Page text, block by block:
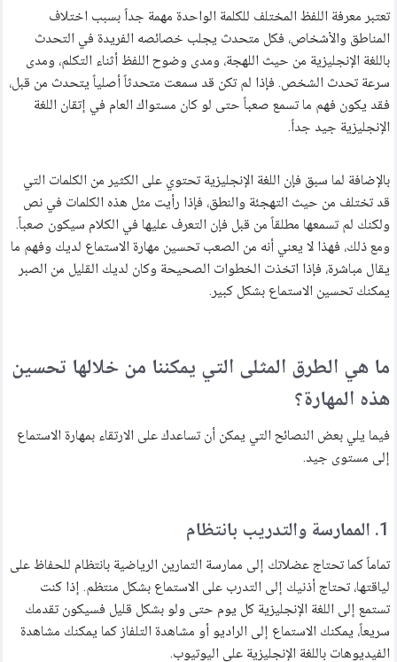
تعتبر معرفة اللفظ المختلف للكلمة الواحدة مهمة جداً بسبب اختلاف
المناطق والأشخاص، فكل متحدث يجلب خصائصه الفريدة في التحدث
باللغة الإنجليزية من حيث اللهجة، ومدى وضوح اللفظ أثناء التكلم، ومدى
سرعة تحدث الشخص. فإذا لم تكن قد سمعت متحدثاً أصلياً يتحدث من قبل،
فقد يكون فهم ما تسمع صعباً حتى لو كان مستواك العام في إتقان اللغة
الإنجليزية جيد جداً.
بالإضافة لما سبق فإن اللغة الإنجليزية تحتوي على الكثير من الكلمات التي
قد تختلف من حيث التهجئة والنطق، فإذا رأيت مثل هذه الكلمات في نص
ولكنك لم تسمعها مطلقاً من قبل فإن التعرف عليها في الكلام سيكون صعباً.
ومع ذلك، فهذا لا يعني أنه من الصعب تحسين مهارة الاستماع لديك وفهم ما
يقال مباشرة، فإذا اتخذت الخطوات الصحيحة وكان لديك القليل من الصبر
يمكنك تحسين الاستماع بشكل كبير.
ما هي الطرق المثلى التي يمكننا من خلالها تحسين
هذه المهارة؟
فيما يلي بعض النصائح التي يمكن أن تساعدك على الارتقاء بمهارة الاستماع
إلى مستوى جيد.
1. الممارسة والتدريب بانتظام
تماماً كما تحتاج عضلاتك إلى ممارسة التمارين الرياضية بانتظام للحفاظ على
لياقتها، تحتاج أذنيك إلى التدرب على الاستماع بشكل منتظم. إذا كنت
تستمع إلى اللغة الإنجليزية كل يوم حتى ولو بشكل قليل فسيكون تقدمك
سريعاً، يمكنك الاستماع إلى الراديو أو مشاهدة التلفاز كما يمكنك مشاهدة
الفيديوهات باللغة الإنجليزية على اليوتيوب.